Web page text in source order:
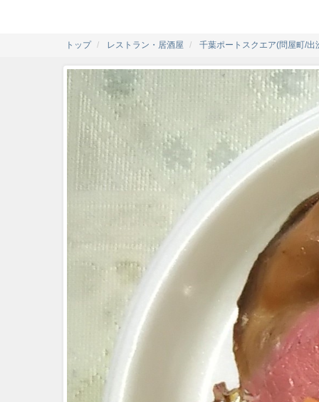
トップ レストラン・居酒屋 千葉ポートスクエア(問屋町/出